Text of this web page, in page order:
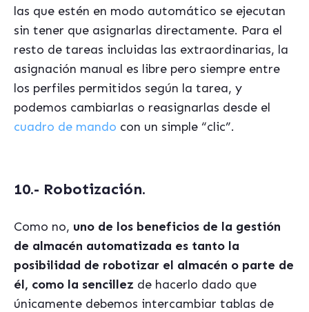
las que estén en modo automático se ejecutan
sin tener que asignarlas directamente. Para el
resto de tareas incluidas las extraordinarias, la
asignación manual es libre pero siempre entre
los perfiles permitidos según la tarea, y
podemos cambiarlas o reasignarlas desde el
cuadro de mando con un simple “clic”.
10.- Robotización.
Como no, uno de los beneficios de la gestión
de almacén automatizada es tanto la
posibilidad de robotizar el almacén o parte de
él, como la sencillez de hacerlo dado que
únicamente debemos intercambiar tablas de